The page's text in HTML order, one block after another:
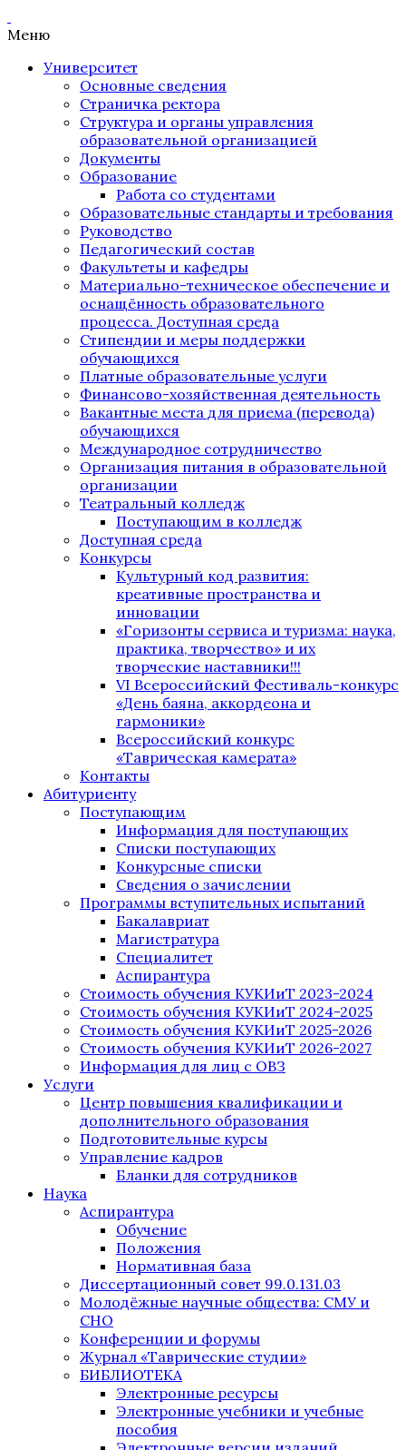
Меню
Университет
Основные сведения
Страничка ректора
Структура и органы управления
образовательной организацией
Документы
Образование
Работа со студентами
Образовательные стандарты и требования
Руководство
Педагогический состав
Факультеты и кафедры
Материально-техническое обеспечение и
оснащённость образовательного
процесса. Доступная среда
Стипендии и меры поддержки
обучающихся
Платные образовательные услуги
Финансово-хозяйственная деятельность
Вакантные места для приема (перевода)
обучающихся
Международное сотрудничество
Организация питания в образовательной
организации
Театральный колледж
Поступающим в колледж
Доступная среда
Конкурсы
Культурный код развития:
креативные пространства и
инновации
«Горизонты сервиса и туризма: наука,
практика, творчество» и их
творческие наставники!!!
VI Всероссийский Фестиваль-конкурс
«День баяна, аккордеона и
гармоники»
Всероссийский конкурс
«Таврическая камерата»
Контакты
Абитуриенту
Поступающим
Информация для поступающих
Списки поступающих
Конкурсные списки
Сведения о зачислении
Программы вступительных испытаний
Бакалавриат
Магистратура
Специалитет
Аспирантура
Стоимость обучения КУКИиТ 2023-2024
Стоимость обучения КУКИиТ 2024-2025
Стоимость обучения КУКИиТ 2025-2026
Стоимость обучения КУКИиТ 2026-2027
Информация для лиц с ОВЗ
Услуги
Центр повышения квалификации и
дополнительного образования
Подготовительные курсы
Управление кадров
Бланки для сотрудников
Наука
Аспирантура
Обучение
Положения
Нормативная база
Диссертационный совет 99.0.131.03
Молодёжные научные общества: СМУ и
СНО
Конференции и форумы
Журнал «Таврические студии»
БИБЛИОТЕКА
Электронные ресурсы
Электронные учебники и учебные
пособия